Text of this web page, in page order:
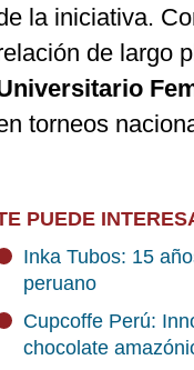
la iniciativa.
de largo
torneos
PUEDE
Inka Tubos: 15
peruano
Cupcoffe Perú:
chocolate